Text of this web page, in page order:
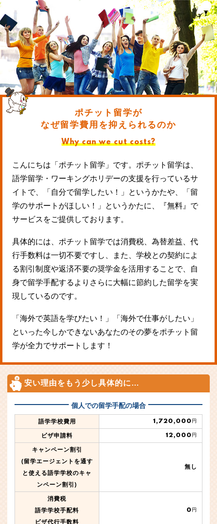
ポチット留学が
なぜ留学費用を抑えられるのか
Why can we cut costs?
こんにちは「ポチット留学」です。ポチット留学は、
語学留学・ワーキングホリデーの支援を行っているサ
イトで、「自分で留学したい！」というかたや、「留
学のサポートがほしい！」というかたに、『無料』で
サービスをご提供しております。
具体的には、ポチット留学では消費税、為替差益、代
行手数料は一切不要ですし、また、学校との契約によ
る割引制度や返済不要の奨学金を活用することで、自
身で留学手配するよりさらに大幅に節約した留学を実
現しているのです。
「海外で英語を学びたい！」「海外で仕事がしたい」
といった今しかできないあなたのその夢をポチット留
学が全力でサポートします！
安い理由をもう少し具体的に…
個人での留学手配の場合
語学学校費用 1,720,000 円
ビザ申請料 12,000 円
キャンペーン割引
(留学エージェントを通す
と使える語学学校のキャ
ンペーン割引)
無し
消費税
語学学校手配料
ビザ代行手数料
0 円